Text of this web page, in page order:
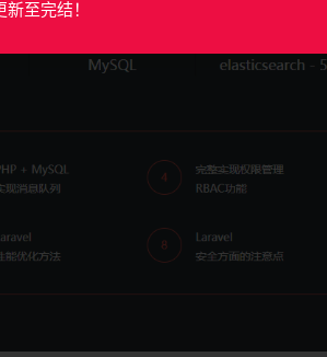
至完结！